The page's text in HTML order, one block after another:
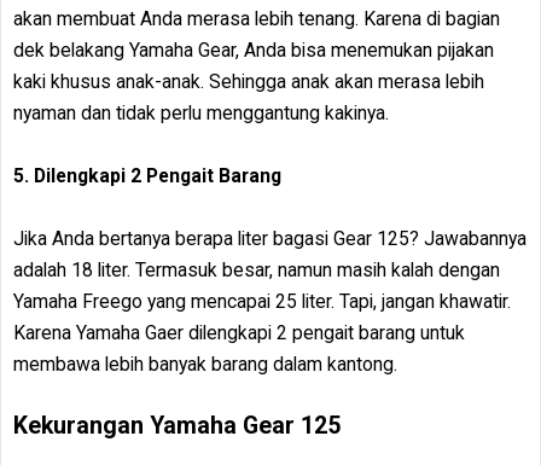
akan membuat Anda merasa lebih tenang. Karena di bagian
dek belakang Yamaha Gear, Anda bisa menemukan pijakan
kaki khusus anak-anak. Sehingga anak akan merasa lebih
nyaman dan tidak perlu menggantung kakinya.
5. Dilengkapi 2 Pengait Barang
Jika Anda bertanya berapa liter bagasi Gear 125? Jawabannya
adalah 18 liter. Termasuk besar, namun masih kalah dengan
Yamaha Freego yang mencapai 25 liter. Tapi, jangan khawatir.
Karena Yamaha Gaer dilengkapi 2 pengait barang untuk
membawa lebih banyak barang dalam kantong.
Kekurangan Yamaha Gear 125